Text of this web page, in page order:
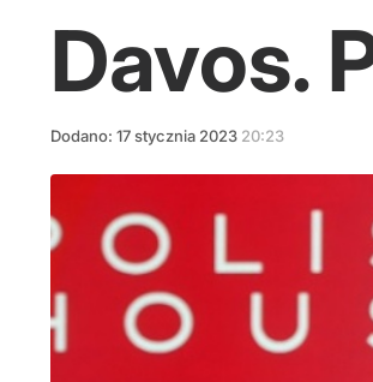
Davos.
Dodano: 17stycznia 2023 20:23